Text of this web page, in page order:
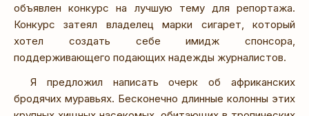
объявлен конкурс на лучшую тему для репортажа.
Конкурс затеял владелец марки сигарет, который
хотел создать себе имидж спонсора,
поддерживающего подающих надежды журналистов.
Я предложил написать очерк об африканских
бродячих муравьях. Бесконечно длинные колонны этих